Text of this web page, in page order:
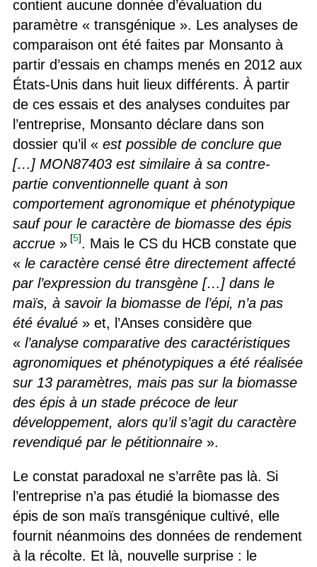
contient aucune donnée d’évaluation du
paramètre « transgénique ». Les analyses de
comparaison ont été faites par Monsanto à
partir d’essais en champs menés en 2012 aux
États-Unis dans huit lieux différents. À partir
de ces essais et des analyses conduites par
l’entreprise, Monsanto déclare dans son
dossier qu’il « est possible de conclure que
[…] MON87403 est similaire à sa contre-
partie conventionnelle quant à son
comportement agronomique et phénotypique
sauf pour le caractère de biomasse des épis
accrue» [5]. Mais le CS du HCB constate que
« le caractère censé être directement affecté
par l’expression du transgène […] dans le
maïs, à savoir la biomasse de l’épi, n’a pas
été évalué» et, l’Anses considère que
« l’analyse comparative des caractéristiques
agronomiques et phénotypiques a été réalisée
sur 13 paramètres, mais pas sur la biomasse
des épis à un stade précoce de leur
développement, alors qu’il s’agit du caractère
revendiqué par le pétitionnaire».
Le constat paradoxal ne s’arrête pas là. Si
l’entreprise n’a pas étudié la biomasse des
épis de son maïs transgénique cultivé, elle
fournit néanmoins des données de rendement
à la récolte. Et là, nouvelle surprise : le